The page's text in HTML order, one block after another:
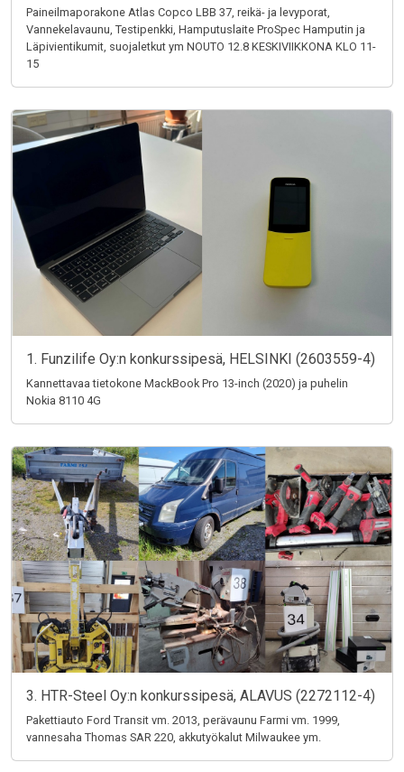
Paineilmaporakone Atlas Copco LBB 37, reikä- ja levyporat,
Vannekelavaunu, Testipenkki, Hamputuslaite ProSpec Hamputin ja
Läpivientikumit, suojaletkut ym NOUTO 12.8 KESKIVIIKKONA KLO 11-
15
1. Funzilife Oy:n konkurssipesä, HELSINKI (2603559-4)
Kannettavaa tietokone MackBook Pro 13-inch (2020) ja puhelin
Nokia 8110 4G
3. HTR-Steel Oy:n konkurssipesä, ALAVUS (2272112-4)
Pakettiauto Ford Transit vm. 2013, perävaunu Farmi vm. 1999,
vannesaha Thomas SAR 220, akkutyökalut Milwaukee ym.